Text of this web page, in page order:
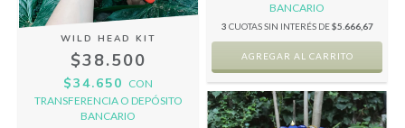
WILD HEAD KIT
$38.500
$34.650 CON
TRANSFERENCIA O DEPÓSITO
BANCARIO
BANCARIO
3 CUOTAS SIN INTERÉS DE$5.666,67